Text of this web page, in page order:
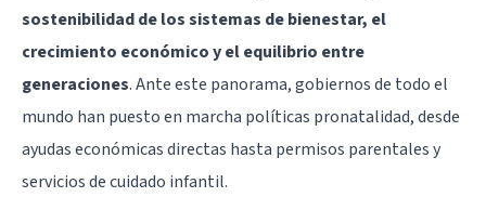
sostenibilidad de los sistemas de bienestar, el
crecimiento económico y el equilibrio entre
generaciones. Ante este panorama, gobiernos de todo el
mundo han puesto en marcha políticas pronatalidad, desde
ayudas económicas directas hasta permisos parentales y
servicios de cuidado infantil.